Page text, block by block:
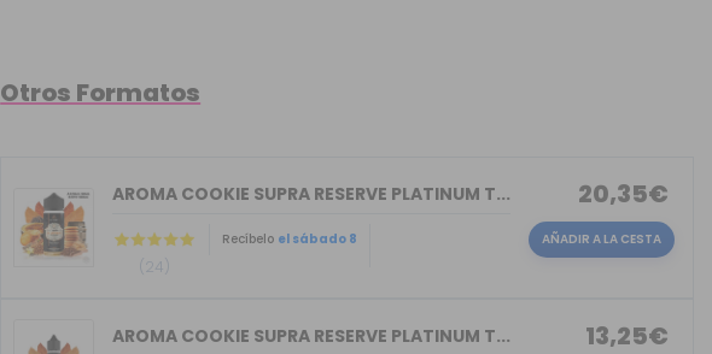
Otros Formatos
AROMA COOKIE SUPRA RESERVE PLATINUM T...
(24)
Recíbelo el sábado 8
20,35€
AÑADIR A LA CESTA
AROMA COOKIE SUPRA RESERVE PLATINUM T... 13,25€